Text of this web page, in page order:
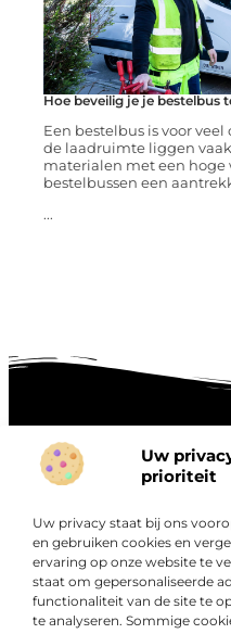
Uw
prioriteit
Uw privacy staat bij ons
en gebruiken cookies en
ervaring op onze website te
staat om gepersonaliseerde
functionaliteit van de site te
te analyseren. Sommige
Hoe beveilig je je bestelbus
Een bestelbus is voor
de laadruimte liggen
materialen met een hoge
bestelbussen een
...
Over
Bedrijf
“Ontdek een wereld van
je zowel inspireren als
Bij Exclusiefbedrijf.nl draait
kwalitatieve inzichten en
Onze informatie